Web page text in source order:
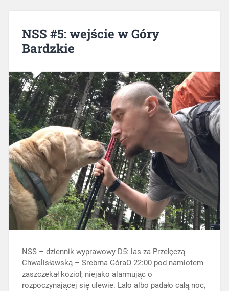
NSS #5: wejście w Góry
Bardzkie
NSS – dziennik wyprawowy D5: las za Przełęczą
Chwalisławską – Srebrna GóraO 22:00 pod namiotem
zaszczekał kozioł, niejako alarmując o
rozpoczynającej się ulewie. Lało albo padało całą noc,